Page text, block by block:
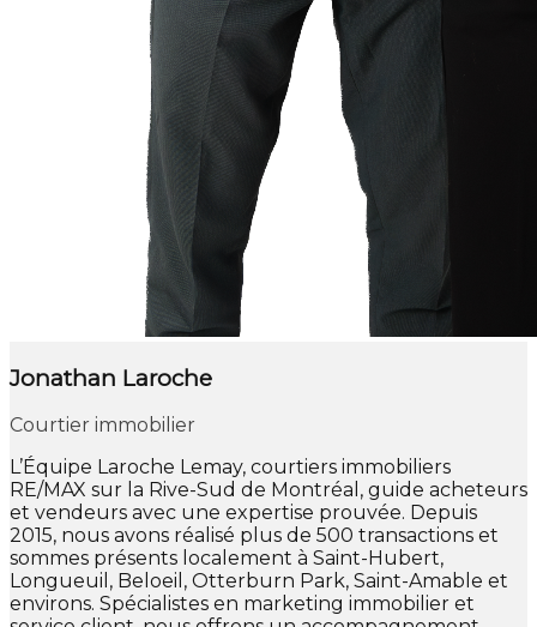
Jonathan Laroche
Courtier immobilier
L’Équipe Laroche Lemay, courtiers immobiliers
RE/MAX sur la Rive-Sud de Montréal, guide acheteurs
et vendeurs avec une expertise prouvée. Depuis
2015, nous avons réalisé plus de 500 transactions et
sommes présents localement à Saint-Hubert,
Longueuil, Beloeil, Otterburn Park, Saint-Amable et
environs. Spécialistes en marketing immobilier et